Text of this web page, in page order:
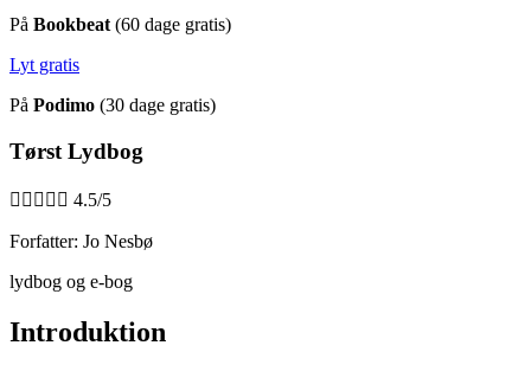
På Bookbeat (60 dage gratis)
Lyt gratis
På Podimo (30 dage gratis)
Tørst Lydbog
     4.5/5
Forfatter: Jo Nesbø
lydbog og e-bog
Introduktion